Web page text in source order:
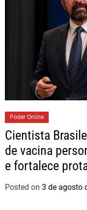
Poder Online
Cientista
de vacina
e fortalece
nacional
Posted on 3 de agosto